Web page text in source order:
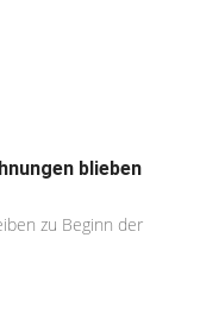
blieben
zu Beginn der